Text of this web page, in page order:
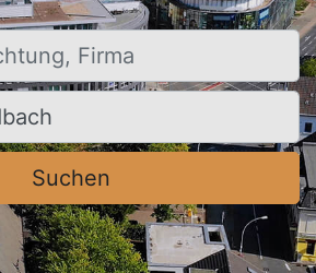
Firma
Suchen